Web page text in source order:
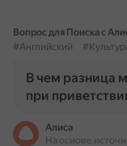
Вопрос для Поиска с
#Английский
В чем разница
при
Алиса
На основе